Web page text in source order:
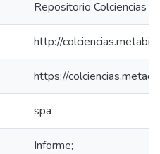
Repositorio Colciencias
http://
https://
spa
Informe;